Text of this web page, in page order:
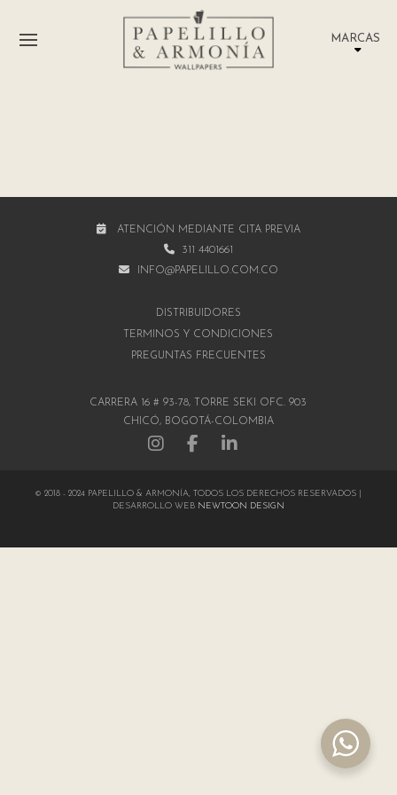
MARCAS
ATENCIÓN MEDIANTE CITA PREVIA
311 4401661
INFO@PAPELILLO.COM.CO
DISTRIBUIDORES
TÉRMINOS Y CONDICIONES
PREGUNTAS FRECUENTES
CARRERA 16 # 93-78, TORRE SEKI OFC. 903
CHICÓ, BOGOTÁ-COLOMBIA
© 2018 - 2024 PAPELILLO & ARMONÍA, TODOS LOS DERECHOS RESERVADOS |
DESARROLLO WEB NEWTOON DESIGN